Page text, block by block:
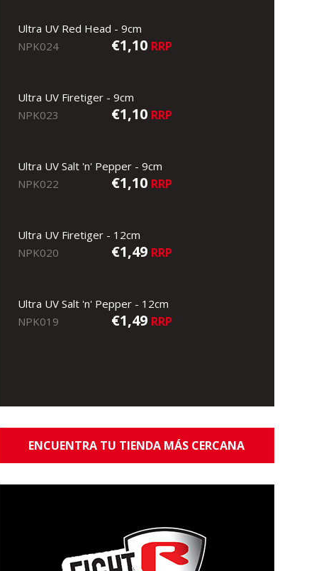
Ultra UV Red Head - 9cm
NPK024
€1,10 RRP
Ultra UV Firetiger - 9cm
NPK023
€1,10 RRP
Ultra UV Salt 'n' Pepper - 9cm
NPK022
€1,10 RRP
Ultra UV Firetiger - 12cm
NPK020
€1,49 RRP
Ultra UV Salt 'n' Pepper - 12cm
NPK019
€1,49 RRP
ENCUENTRA TU TIENDA MÁS CERCANA